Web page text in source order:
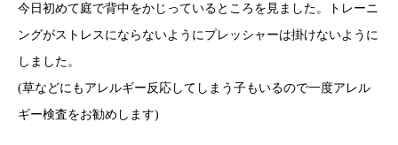
今日初めて庭で背中をかじっているところを見ました。トレーニ
ングがストレスにならないようにプレッシャーは掛けないように
しました。
(草などにもアレルギー反応してしまう子もいるので一度アレル
ギー検査をお勧めします)